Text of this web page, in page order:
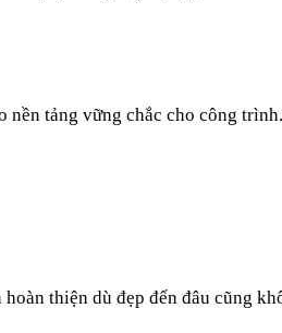
tảng vững chắc cho công
thiện dù đẹp đến đâu cũng